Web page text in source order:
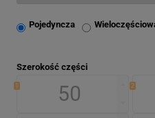
Pojedyncza
Szerokość części
1 2